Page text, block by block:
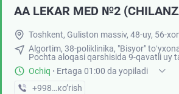
AA LEKAR MED №2
Toshkent, Guliston massiv, 48-uy, 56-
Algortim, 38-poliklinika, "Bisyor"
Pochta aloqasi qarshisida 9-qavatli uy
Ochiq · Ertaga 01:00 da yopiladi
+998 (97) XXX-XX-XX
кo’rish